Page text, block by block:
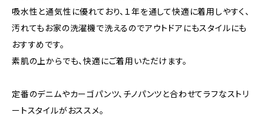
吸水性と通気性に優れており、１年を通して快適に着用しやすく、
汚れてもお家の洗濯機で洗えるのでアウトドアにもスタイルにも
おすすめです。
素肌の上からでも、快適にご着用いただけます。
定番のデニムやカーゴパンツ、チノパンツと合わせてラフなストリ
ートスタイルがおススメ。